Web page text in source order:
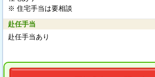
※ 住宅手当は要相談
赴任手当
赴任手当あり